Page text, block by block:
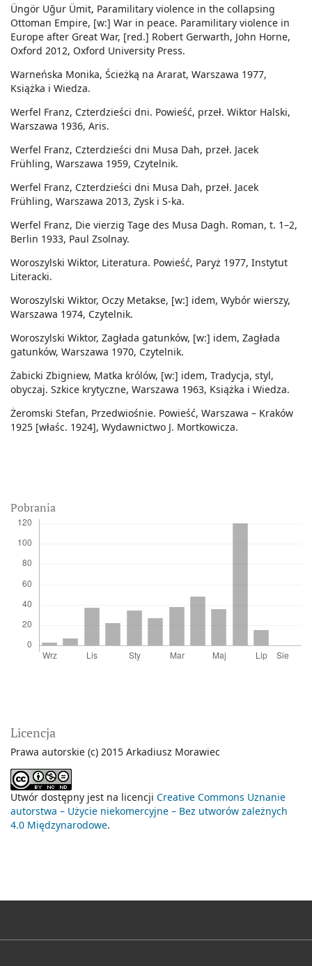
Pobrania
Üngör Uğur Ümit, Paramilitary violence in the collapsing
Ottoman Empire, [w:] War in peace. Paramilitary violence in
Europe after Great War, [red.] Robert Gerwarth, John Horne,
Oxford 2012, Oxford University Press.
Warneńska Monika, Ścieżką na Ararat, Warszawa 1977,
Książka i Wiedza.
Werfel Franz, Czterdzieści dni. Powieść, przeł. Wiktor Halski,
Warszawa 1936, Aris.
Werfel Franz, Czterdzieści dni Musa Dah, przeł. Jacek
Frühling, Warszawa 1959, Czytelnik.
Werfel Franz, Czterdzieści dni Musa Dah, przeł. Jacek
Frühling, Warszawa 2013, Zysk i S-ka.
Werfel Franz, Die vierzig Tage des Musa Dagh. Roman, t. 1–2,
Berlin 1933, Paul Zsolnay.
Woroszylski Wiktor, Literatura. Powieść, Paryż 1977, Instytut
Literacki.
Woroszylski Wiktor, Oczy Metakse, [w:] idem, Wybór wierszy,
Warszawa 1974, Czytelnik.
Woroszylski Wiktor, Zagłada gatunków, [w:] idem, Zagłada
gatunków, Warszawa 1970, Czytelnik.
Żabicki Zbigniew, Matka królów, [w:] idem, Tradycja, styl,
obyczaj. Szkice krytyczne, Warszawa 1963, Książka i Wiedza.
Żeromski Stefan, Przedwiośnie. Powieść, Warszawa – Kraków
1925 [właśc. 1924], Wydawnictwo J. Mortkowicza.
Licencja
Prawa autorskie (c) 2015 Arkadiusz Morawiec
Utwór dostępny jest na licencji Creative Commons Uznanie
autorstwa – Użycie niekomercyjne – Bez utworów zależnych
4.0 Międzynarodowe.